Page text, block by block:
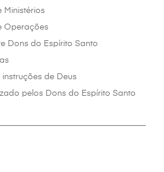
Ministérios
Operações
Dons do Espírito Santo
de Deus
pelos Dons do Espírito Santo